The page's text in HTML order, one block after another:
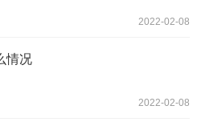
2022-02-08
情况
2022-02-08